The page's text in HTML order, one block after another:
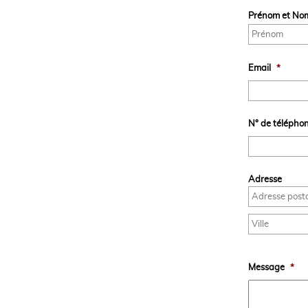
Prénom et
Email *
N° de
Adresse
Message *